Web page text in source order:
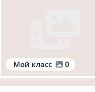
Мой класс 0